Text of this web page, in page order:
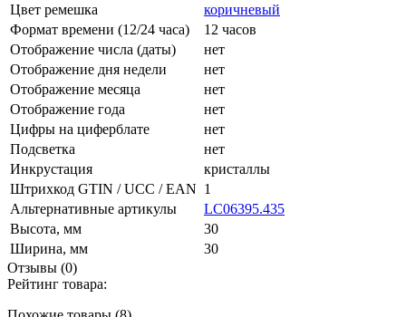
Цвет ремешка
коричневый
Формат времени (12/24 часа)
12 часов
Отображение числа (даты)
нет
Отображение дня недели
нет
Отображение месяца
нет
Отображение года
нет
Цифры на циферблате
нет
Подсветка
нет
Инкрустация
кристаллы
Штрихкод GTIN / UCC / EAN 1
Альтернативные артикулы
LC06395.435
Высота, мм
30
Ширина, мм
30
Отзывы (0)
Рейтинг товара: